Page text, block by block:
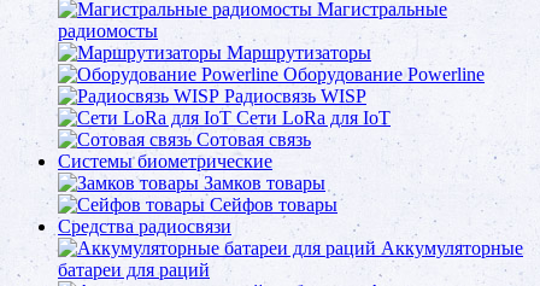
Магистральные
радиомосты
Маршрутизаторы
Оборудование Powerline
Радиосвязь WISP
Сети LoRa для IoT
Сотовая связь
Системы биометрические
Замков товары
Сейфов товары
Средства радиосвязи
Аккумуляторные
батареи для раций